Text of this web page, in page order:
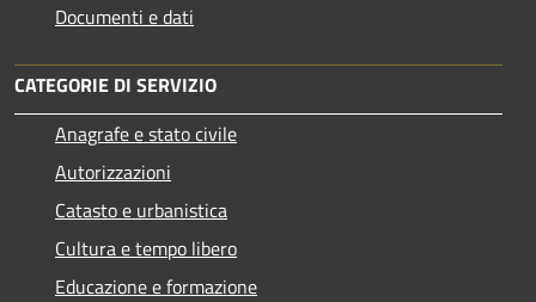
Documenti e dati
CATEGORIE DI SERVIZIO
Anagrafe e stato civile
Autorizzazioni
Catasto e urbanistica
Cultura e tempo libero
Educazione e formazione